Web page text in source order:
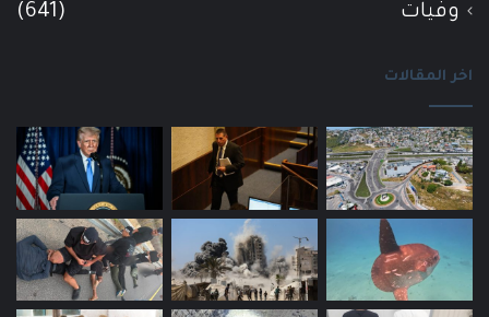
وفيات (641)
اخر المقالات